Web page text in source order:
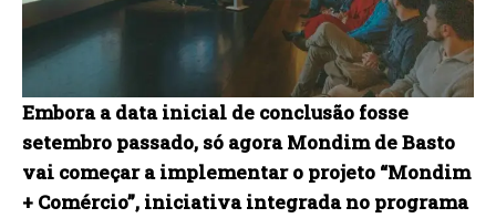
Embora a data inicial de conclusão fosse
setembro passado, só agora Mondim de Basto
vai começar a implementar o projeto “Mondim
+ Comércio”, iniciativa integrada no programa